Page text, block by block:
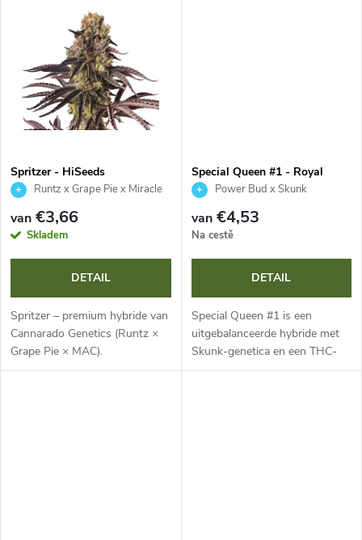
e
n
d
u
c
t
e
n
uitgesproken aroma van
appeltaart, karamel en gebak....
Spritzer - HiSeeds
Runtz x Grape Pie x Miracle
Alien Cookies
van €3,66
Skladem
DETAIL
Spritzer – premium hybride van
Cannarado Genetics (Runtz ×
Grape Pie × MAC).
Gebalanceerde genetica,
Special Queen #1 - Royal
Queen Seeds
Power Bud x Skunk
van€4,53
Na cestě
DETAIL
Special Queen #1 is een
uitgebalanceerde hybride met
Skunk-genetica en een THC-
gehalte van rond de 18 %. Deze